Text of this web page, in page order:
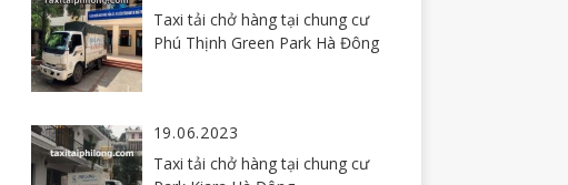
Taxi tải chở hàng tại chung cư
Phú Thịnh Green Park Hà Đông
19.06.2023
Taxi tải chở hàng tại chung cư